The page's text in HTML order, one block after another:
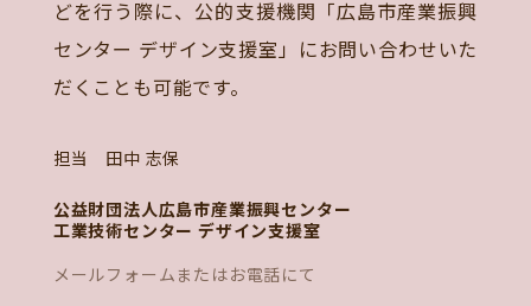
どを行う際に、公的支援機関「広島市産業振興
センター デザイン支援室」にお問い合わせいた
だくことも可能です。
担当 田中 志保
公益財団法人広島市産業振興センター
工業技術センター デザイン支援室
メールフォームまたはお電話にて